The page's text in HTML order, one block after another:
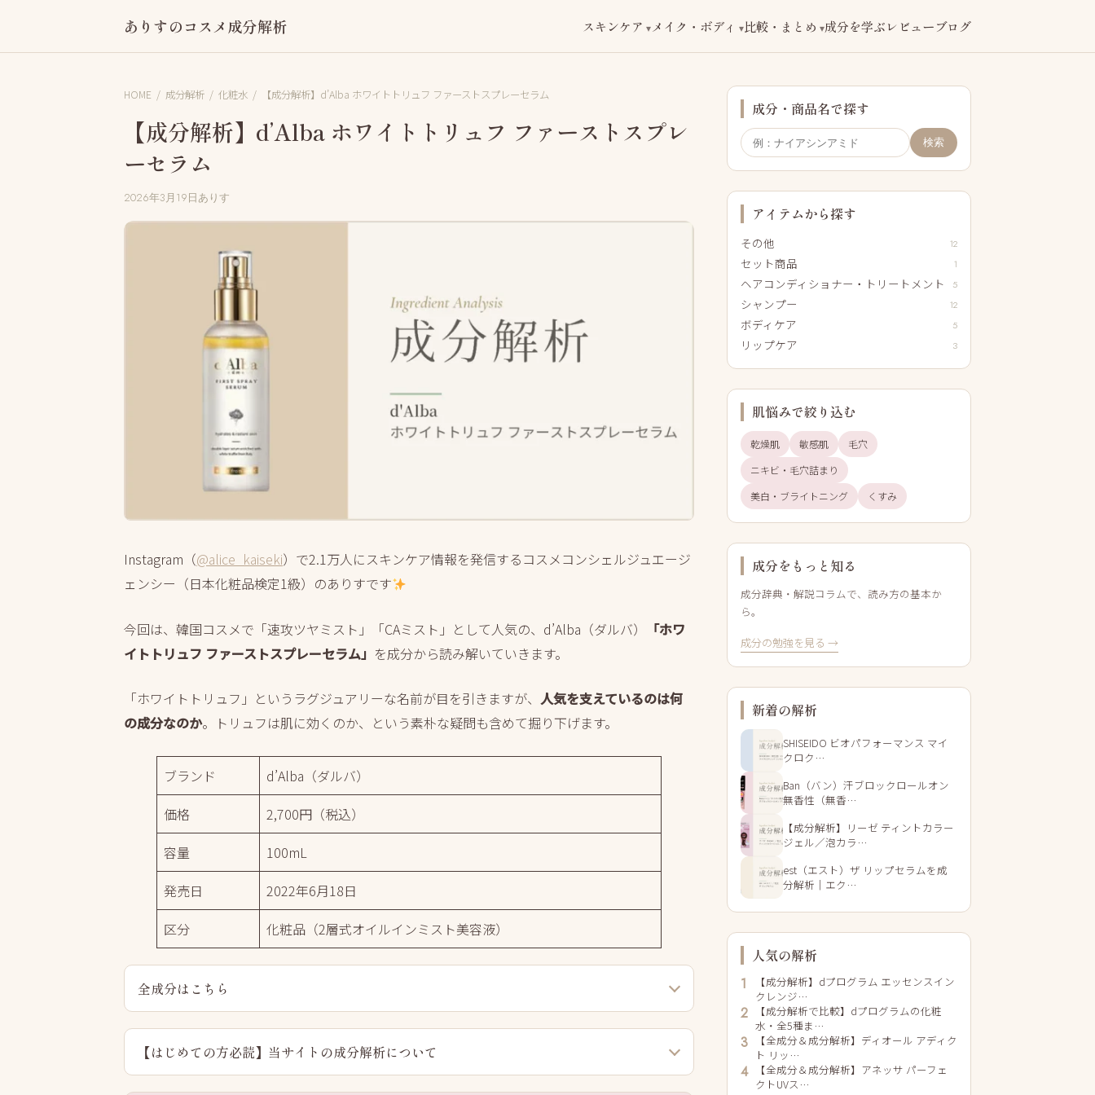
ありすのコスメ成分解析 スキンケア メイク・ボディ 比較・まとめ 成分を学ぶレビューブログ
HOME / 成分解析 / 化粧水 / 【成分解析】d’Alba ホワイトトリュフ ファーストスプレーセラム
【成分解析】d’Alba ホワイトトリュフ ファーストスプレ
ーセラム
2026年3月19日ありす
Instagram（@alice_kaiseki）で2.1万人にスキンケア情報を発信するコスメコンシェルジュエージ
ェンシー（日本化粧品検定1級）のありすです
今回は、韓国コスメで「速攻ツヤミスト」「CAミスト」として人気の、d’Alba（ダルバ）
「ホワ
イトトリュフ ファーストスプレーセラム」 を成分から読み解いていきます。
「ホワイトトリュフ」というラグジュアリーな名前が目を引きますが、 人気を支えているのは何
の成分なのか。トリュフは肌に効くのか、という素朴な疑問も含めて掘り下げます。
ブランド
d’Alba（ダルバ）
価格
2,700円（税込）
容量
100mL
発売日
2022年6月18日
区分
化粧品（2層式オイルインミスト美容液）
全成分はこちら
【はじめての方必読】当サイトの成分解析について
成分・商品名で探す
検索
アイテムから探す
その他 12
セット商品 1
ヘアコンディショナー・トリートメント 5
シャンプー 12
ボディケア 5
リップケア 3
肌悩みで絞り込む
乾燥肌 敏感肌
毛穴
ニキビ・毛穴詰まり
美白・ブライトニング
くすみ
成分をもっと知る
成分辞典・解説コラムで、読み方の基本か
ら。
成分の勉強を見る →
新着の解析
SHISEIDO ビオパフォーマンス マイ
クロク…
Ban（バン）汗ブロックロールオン
無香性（無香…
【成分解析】リーゼ ティントカラー
ジェル／泡カラ…
est（エスト）ザ リップセラムを成
分解析｜エク…
人気の解析
1
【成分解析】dプログラム エッセンスイン
クレンジ…
2
【成分解析で比較】dプログラムの化粧
水・全5種ま…
3
【全成分＆成分解析】ディオール アディク
ト リッ…
4
【全成分＆成分解析】アネッサ パーフェ
クトUVス…